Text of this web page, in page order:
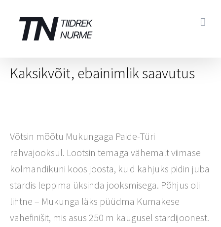
content
Kaksikvõit, ebainimlik saavutus
Võtsin mõõtu Mukungaga Paide-Türi
rahvajooksul. Lootsin temaga vähemalt viimase
kolmandikuni koos joosta, kuid kahjuks pidin juba
stardis leppima üksinda jooksmisega. Põhjus oli
lihtne – Mukunga läks püüdma Kumakese
vahefinišit, mis asus 250 m kaugusel stardijoonest.